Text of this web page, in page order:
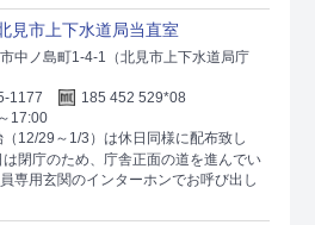
見市上下水道局当直室
中ノ島町1-4-1（北見市上下水道局庁
1177
185 452 529*08
17:00
12/29～1/3）は休日同様に配布致し
閉庁のため、庁舎正面の道を進んでい
専用玄関のインターホンでお呼び出し